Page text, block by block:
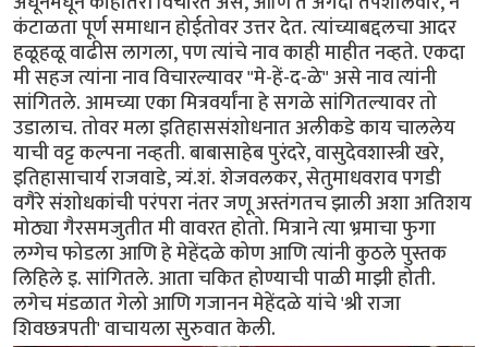
कंटाळता पूर्ण समाधान होईतोवर उत्तर देत. त्यांच्याबद्दलचा आदर
हळूहळू वाढीस लागला, पण त्यांचे नाव काही माहीत नव्हते. एकदा
मी सहज त्यांना नाव विचारल्यावर "मे-हें-द-ळे" असे नाव त्यांनी
सांगितले. आमच्या एका मित्रवर्यांना हे सगळे सांगितल्यावर तो
उडालाच. तोवर मला इतिहाससंशोधनात अलीकडे काय चाललेय
याची वट्ट कल्पना नव्हती. बाबासाहेब पुरंदरे, वासुदेवशास्त्री खरे,
इतिहासाचार्य राजवाडे, त्र्यं.शं. शेजवलकर, सेतुमाधवराव पगडी
वगैरे संशोधकांची परंपरा नंतर जणू अस्तंगतच झाली अशा अतिशय
मोठ्या गैरसमजुतीत मी वावरत होतो. मित्राने त्या भ्रमाचा फुगा
लग्गेच फोडला आणि हे मेहेंदळे कोण आणि त्यांनी कुठले पुस्तक
लिहिले इ. सांगितले. आता चकित होण्याची पाळी माझी होती.
लगेच मंडळात गेलो आणि गजानन मेहेंदळे यांचे 'श्री राजा
शिवछत्रपती' वाचायला सुरुवात केली.